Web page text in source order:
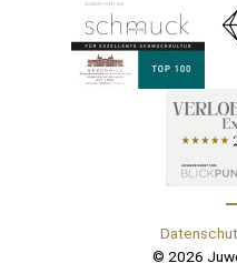
© 2026